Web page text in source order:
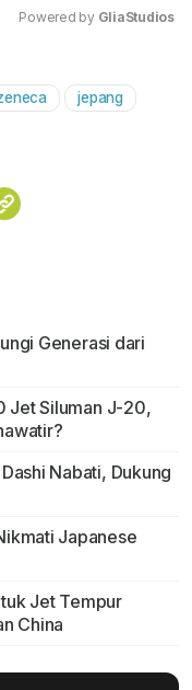
Powered by GliaStudios
jepang
Generasi dari
Jet Siluman J-20,
Nabati, Dukung
Japanese
Jet Tempur
China